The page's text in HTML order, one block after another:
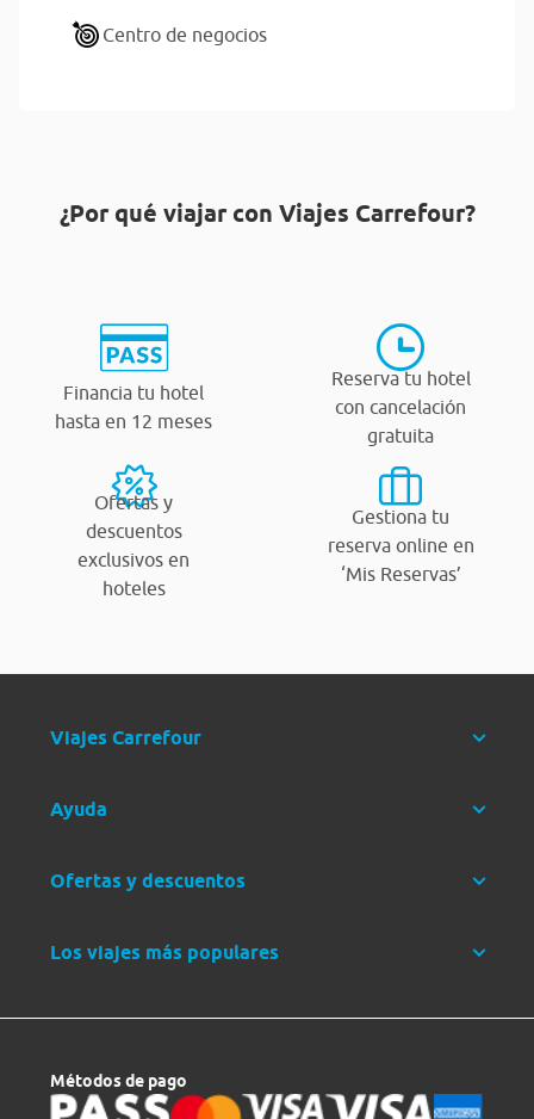
Centro de negocios
¿Por qué viajar con Viajes Carrefour?
Financia tu hotel
hasta en 12 meses
Reserva tu hotel
con cancelación
gratuita
Ofertas y
descuentos
exclusivos en
hoteles
Gestiona tu
reserva online en
‘Mis Reservas’
Viajes Carrefour
Ayuda
Ofertas y descuentos
Los viajes más populares
Métodos de pago